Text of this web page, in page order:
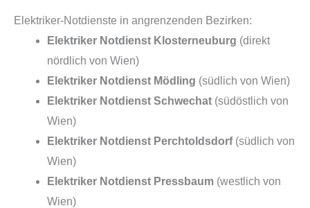
Elektriker-Notdienste in angrenzenden Bezirken:
Elektriker Notdienst Klosterneuburg (direkt
nördlich von Wien)
Elektriker Notdienst Mödling (südlich von Wien)
Elektriker Notdienst Schwechat (südöstlich von
Wien)
Elektriker Notdienst Perchtoldsdorf(südlich von
Wien)
Elektriker Notdienst Pressbaum (westlich von
Wien)